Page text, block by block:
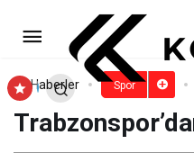
Haberler Spor
Gölcük
Abdulrefik Öner
Yorum Yap